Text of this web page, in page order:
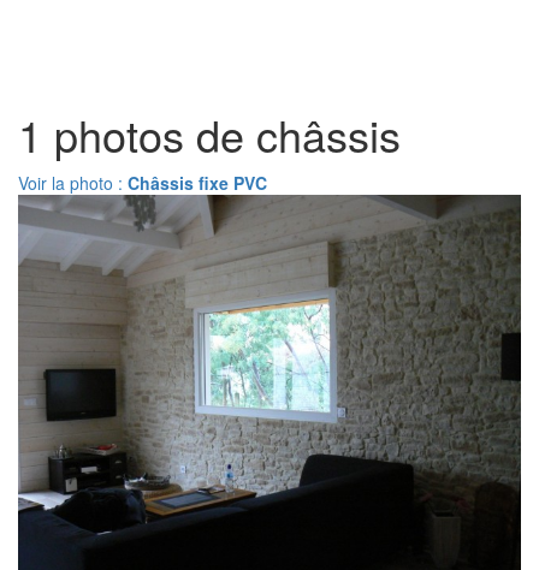
1 photos de châssis
Voir la photo : Châssis fixe PVC